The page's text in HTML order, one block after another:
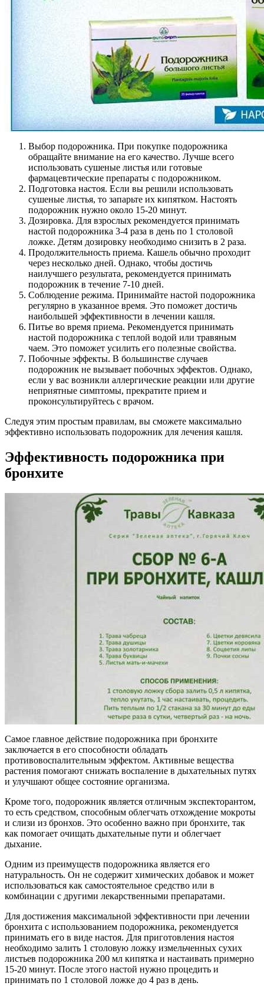
Выбор подорожника. При покупке подорожника
обращайте внимание на его качество. Лучше всего
использовать сушеные листья или готовые
фармацевтические препараты с подорожником.
Подготовка настоя. Если вы решили использовать
сушеные листья, то запарьте их кипятком. Настоять
подорожник нужно около 15-20 минут.
Дозировка. Для взрослых рекомендуется принимать
настой подорожника 3-4 раза в день по 1 столовой
ложке. Детям дозировку необходимо снизить в 2 раза.
Продолжительность приема. Кашель обычно проходит
через несколько дней. Однако, чтобы достичь
наилучшего результата, рекомендуется принимать
подорожник в течение 7-10 дней.
Соблюдение режима. Принимайте настой подорожника
регулярно в указанное время. Это поможет достичь
наибольшей эффективности в лечении кашля.
Питье во время приема. Рекомендуется принимать
настой подорожника с теплой водой или травяным
чаем. Это поможет усилить его полезные свойства.
Побочные эффекты. В большинстве случаев
подорожник не вызывает побочных эффектов. Однако,
если у вас возникли аллергические реакции или другие
неприятные симптомы, прекратите прием и
проконсультируйтесь с врачом.
Следуя этим простым правилам, вы сможете максимально
эффективно использовать подорожник для лечения кашля.
Эффективность подорожника при
бронхите
Самое главное действие подорожника при бронхите
заключается в его способности обладать
противовоспалительным эффектом. Активные вещества
растения помогают снижать воспаление в дыхательных путях
и улучшают общее состояние организма.
Кроме того, подорожник является отличным экспекторантом,
то есть средством, способным облегчать отхождение мокроты
и слизи из бронхов. Это особенно важно при бронхите, так
как помогает очищать дыхательные пути и облегчает
дыхание.
Одним из преимуществ подорожника является его
натуральность. Он не содержит химических добавок и может
использоваться как самостоятельное средство или в
комбинации с другими лекарственными препаратами.
Для достижения максимальной эффективности при лечении
бронхита с использованием подорожника, рекомендуется
принимать его в виде настоя. Для приготовления настоя
необходимо залить 1 столовую ложку измельченных сухих
листьев подорожника 200 мл кипятка и настаивать примерно
15-20 минут. После этого настой нужно процедить и
принимать по 1 столовой ложке до 4 раз в день.